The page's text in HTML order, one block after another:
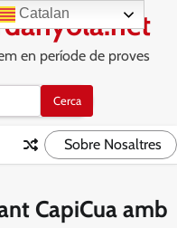
en període de proves
Sobre Nosaltres
CapiCua amb
Catalan